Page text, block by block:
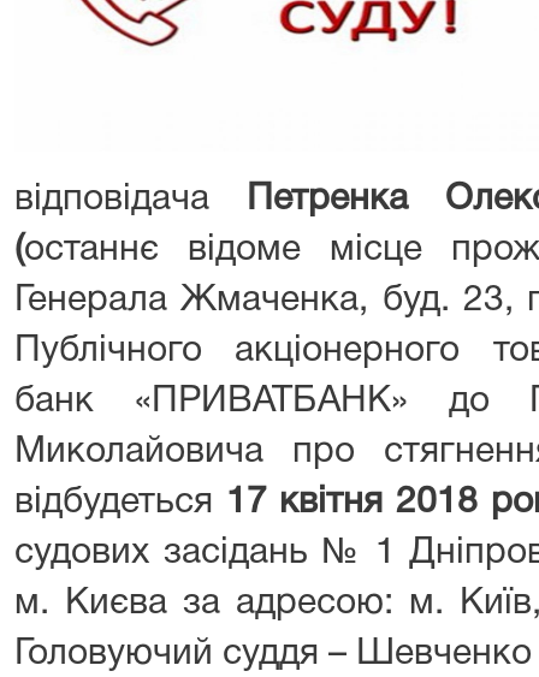
відповідача
Петренка
(останнє відоме місце
Генерала Жмаченка, буд. 23,
Публічного акціонерного
банк «ПРИВАТБАНК» до
Миколайовича про
відбудеться 17 квітня 2018
судових засідань № 1
м. Києва за адресою: м.
Головуючий суддя –